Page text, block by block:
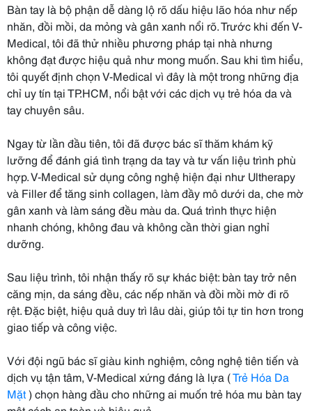
Bàn tay là bộ phận dễ dàng lộ rõ dấu hiệu lão hóa như nếp
nhăn, đồi mồi, da mỏng và gân xanh nổi rõ. Trước khi đến V-
Medical, tôi đã thử nhiều phương pháp tại nhà nhưng
không đạt được hiệu quả như mong muốn. Sau khi tìm hiểu,
tôi quyết định chọn V-Medical vì đây là một trong những địa
chỉ uy tín tại TP.HCM, nổi bật với các dịch vụ trẻ hóa da và
tay chuyên sâu.
Ngay từ lần đầu tiên, tôi đã được bác sĩ thăm khám kỹ
lưỡng để đánh giá tình trạng da tay và tư vấn liệu trình phù
hợp. V-Medical sử dụng công nghệ hiện đại như Ultherapy
và Filler để tăng sinh collagen, làm đầy mô dưới da, che mờ
gân xanh và làm sáng đều màu da. Quá trình thực hiện
nhanh chóng, không đau và không cần thời gian nghỉ
dưỡng.
Sau liệu trình, tôi nhận thấy rõ sự khác biệt: bàn tay trở nên
căng mịn, da sáng đều, các nếp nhăn và đồi mồi mờ đi rõ
rệt. Đặc biệt, hiệu quả duy trì lâu dài, giúp tôi tự tin hơn trong
giao tiếp và công việc.
Với đội ngũ bác sĩ giàu kinh nghiệm, công nghệ tiên tiến và
dịch vụ tận tâm, V-Medical xứng đáng là lựa (Trẻ Hóa Da
Mặt) chọn hàng đầu cho những ai muốn trẻ hóa mu bàn tay